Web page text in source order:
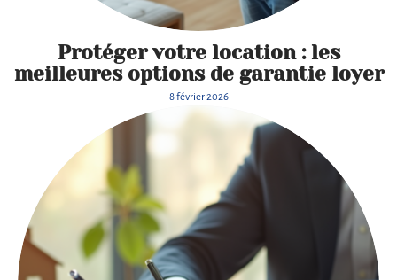
Protéger votre location : les
meilleures options de garantie loyer
8 février 2026